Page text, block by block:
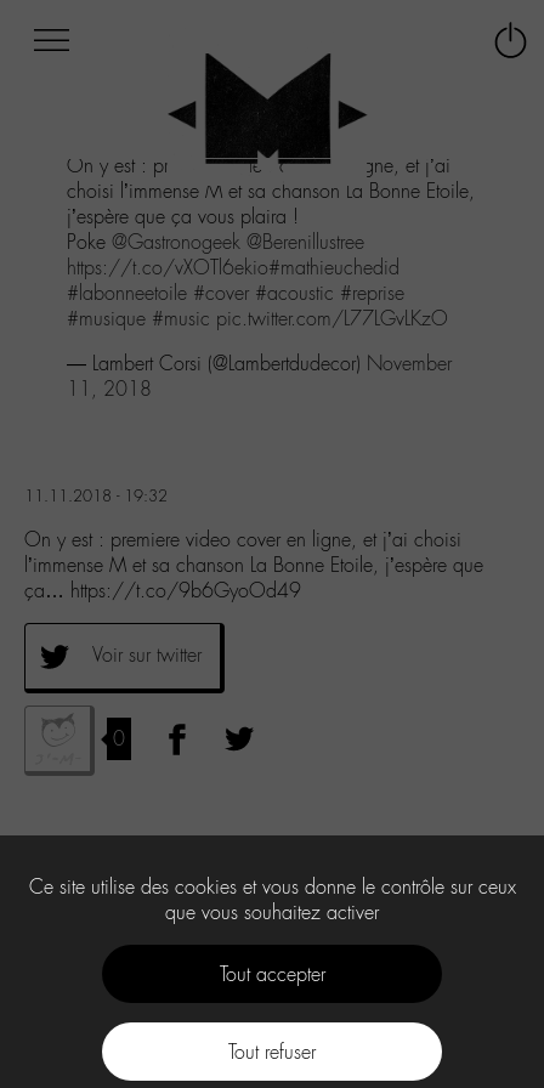
au
menu
Aller
contenu
Aller
recherche
On y est : premiere video cover en ligne, et j’ai
choisi l’immense M et sa chanson La Bonne Etoile,
j’espère que ça vous plaira !
Poke @Gastronogeek @Berenillustree
https://t.co/vXOTl6ekio#mathieuchedid
#labonneetoile #cover #acoustic #reprise
#musique #music pic.twitter.com/L77LGvLKzO
— Lambert Corsi (@Lambertdudecor) November
11, 2018
11.11.2018 - 19:32
On y est : premiere video cover en ligne, et j’ai choisi
l’immense M et sa chanson La Bonne Etoile, j’espère que
ça… https://t.co/9b6GyoOd49
Voir sur twitter
0
Ce site utilise des cookies et vous donne le contrôle sur ceux
que vous souhaitez activer
Tout accepter
Tout refuser